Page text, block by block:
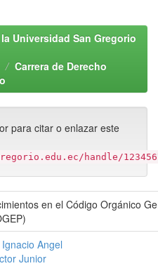
Universidad San Gregorio
Carrera de Derecho
para citar o enlazar este
handle/
en el Código Orgánico
Angel
Junior